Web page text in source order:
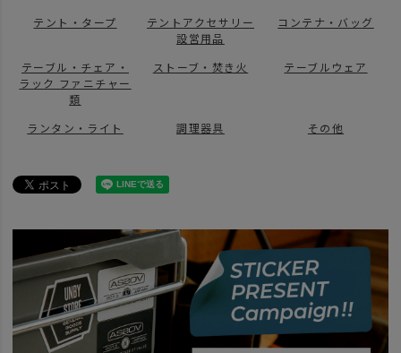
テント・タープ
テントアクセサリー
設営用品
コンテナ・バッグ
テーブル・チェア・
ラック ファニチャー
類
ストーブ・焚き火 テーブルウェア
ランタン・ライト 調理器具 その他